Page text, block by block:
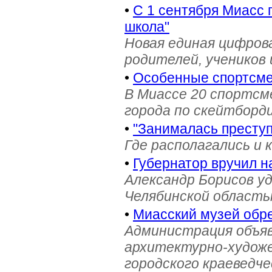
• С 1 сентября Миасс
школа"
Новая единая
родителей, учеников
• Особенные
В Миассе 20
города по
• "Занималась
Где располагались и
• Губернатор вручил
Александр Борисов
Челябинской
• Миасский музей
Администрация
архитектурно-
городского